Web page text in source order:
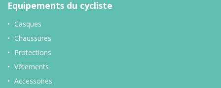
Equipements du cycliste
Casques
Chaussures
Protections
Vêtements
Accessoires